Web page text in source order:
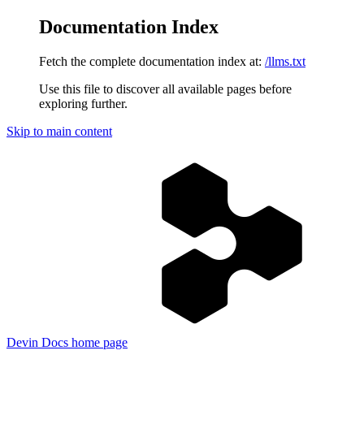
Documentation Index
Fetch the complete documentation index at: /llms.txt
Use this file to discover all available pages before
exploring further.
Skip to main content
Devin Docs home page